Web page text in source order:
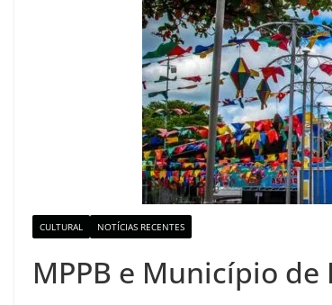
CULTURAL NOTÍCIAS RECENTES
MPPB e Município